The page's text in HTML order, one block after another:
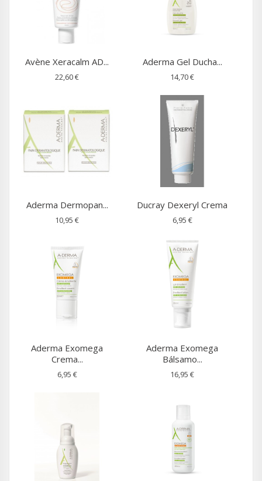
Avène Xeracalm AD...
22,60 €
Aderma Gel Ducha...
14,70 €
Aderma Dermopan...
10,95 €
Ducray Dexeryl Crema
6,95 €
Aderma Exomega
Crema...
6,95 €
Aderma Exomega
Bálsamo...
16,95 €